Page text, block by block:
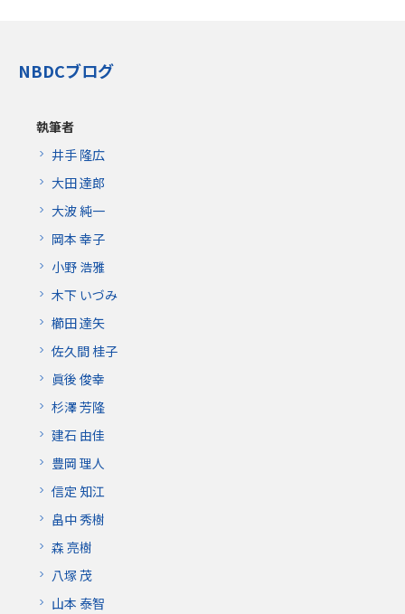
NBDCブログ
執筆者
井手 隆広
大田 達郎
大波 純一
岡本 幸子
小野 浩雅
木下 いづみ
櫛田 達矢
佐久間 桂子
眞後 俊幸
杉澤 芳隆
建石 由佳
豊岡 理人
信定 知江
畠中 秀樹
森 亮樹
八塚 茂
山本 泰智